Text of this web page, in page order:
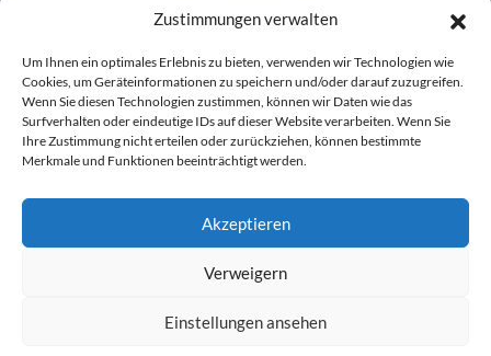
Zustimmungen verwalten
Um Ihnen ein optimales Erlebnis zu bieten, verwenden wir Technologien wie
Cookies, um Geräteinformationen zu speichern und/oder darauf zuzugreifen.
Wenn Sie diesen Technologien zustimmen, können wir Daten wie das
Surfverhalten oder eindeutige IDs auf dieser Website verarbeiten. Wenn Sie
Ihre Zustimmung nicht erteilen oder zurückziehen, können bestimmte
Merkmale und Funktionen beeinträchtigt werden.
Akzeptieren
Verweigern
Einstellungen ansehen
Popular Editorials
Popular Free Games
LATEST UPDATES
© 1998–2026 MegaGames.com All rights reserved